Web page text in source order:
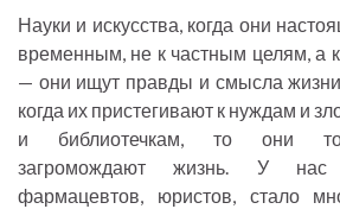
Науки и искусства, когда они
временным, не к частным целям, а
— они ищут правды и смысла
когда их пристегивают к нуждам и
и библиотечкам, то они
загромождают жизнь. У нас
фармацевтов, юристов, стало